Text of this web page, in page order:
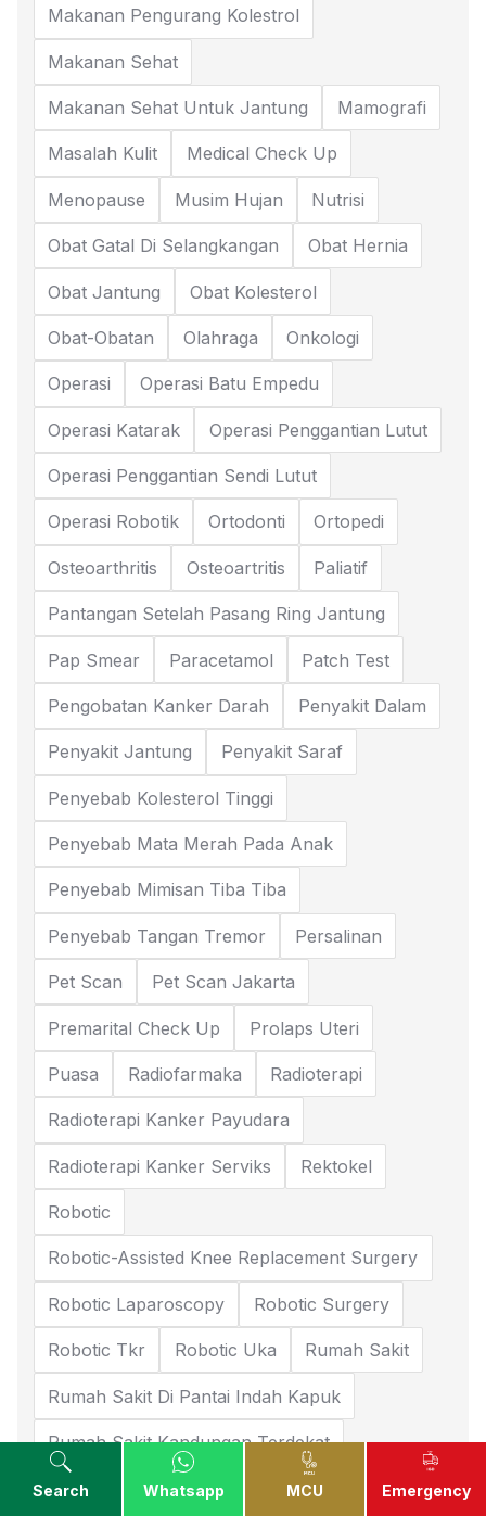
Search Whatsapp MCU Emergency
Makanan Pengurang Kolestrol
Makanan Sehat
Makanan Sehat Untuk Jantung Mamografi
Masalah Kulit Medical Check Up
Menopause Musim Hujan Nutrisi
Obat Gatal Di Selangkangan Obat Hernia
Obat Jantung Obat Kolesterol
Obat-Obatan Olahraga Onkologi
Operasi Operasi Batu Empedu
Operasi Katarak Operasi Penggantian Lutut
Operasi Penggantian Sendi Lutut
Operasi Robotik Ortodonti Ortopedi
Osteoarthritis Osteoartritis Paliatif
Pantangan Setelah Pasang Ring Jantung
Pap Smear Paracetamol Patch Test
Pengobatan Kanker Darah Penyakit Dalam
Penyakit Jantung Penyakit Saraf
Penyebab Kolesterol Tinggi
Penyebab Mata Merah Pada Anak
Penyebab Mimisan Tiba Tiba
Penyebab Tangan Tremor Persalinan
Pet Scan Pet Scan Jakarta
Premarital Check Up Prolaps Uteri
Puasa Radiofarmaka Radioterapi
Radioterapi Kanker Payudara
Radioterapi Kanker Serviks Rektokel
Robotic
Robotic-Assisted Knee Replacement Surgery
Robotic Laparoscopy Robotic Surgery
Robotic Tkr Robotic Uka Rumah Sakit
Rumah Sakit Di Pantai Indah Kapuk
Rumah Sakit Kandungan Terdekat
Rumah Sakit Kanker Rumah Sakit Pik